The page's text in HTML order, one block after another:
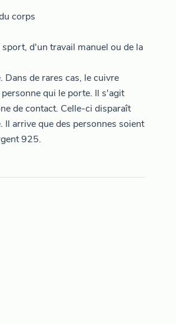
corps
d'un travail manuel ou de la
de rares cas, le cuivre
qui le porte. Il s'agit
de contact. Celle-ci disparaît
Il arrive que des personnes soient
925.